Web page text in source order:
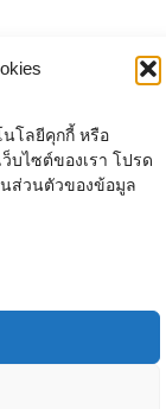
นโลยีคุกกี้ หรือ
บไซต์ของเรา โปรด
ส่วนตัวของข้อมูล
นไว้ซึ่งสิทธิทั้งหมด
ม